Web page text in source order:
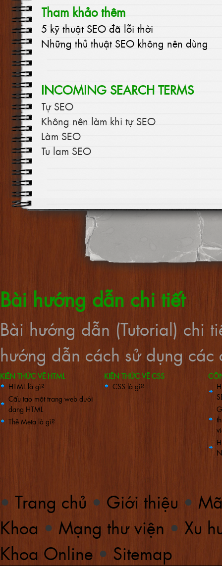
Tham khảo thêm
5 kỹ thuật SEO đã lỗi thời
Những thủ thuật SEO không nên dùng
INCOMING SEARCH TERMS
Tự SEO
Không nên làm khi tự SEO
Làm SEO
Tu lam SEO
Bài hướng dẫn chi tiết
Bài hướng dẫn (Tutorial) chi
hướng dẫn cách sử dụng các
KIẾN THỨC VỀ HTML
HTML là gì?
Cấu tạo một trang web dưới
dạng HTML
Thẻ Meta là gì?
KIẾN THỨC VỀ CSS
CSS là gì?
• Trang chủ • Giới thiệu •
Khoa • Mạng thư viện • Xu
Khoa Online • Sitemap